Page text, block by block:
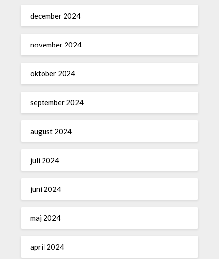
december 2024
november 2024
oktober 2024
september 2024
august 2024
juli 2024
juni 2024
maj 2024
april 2024